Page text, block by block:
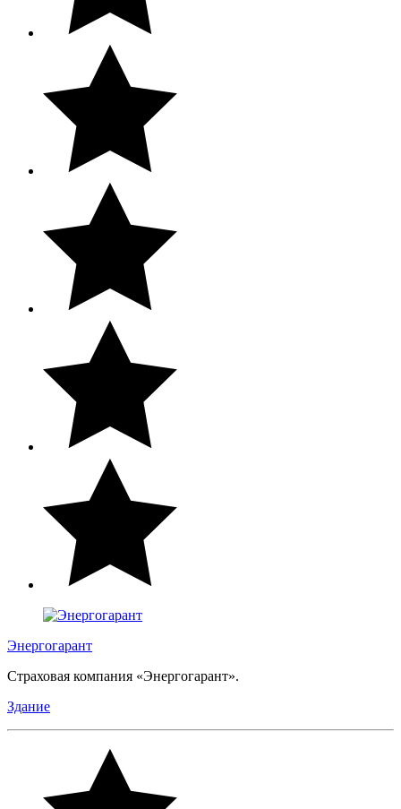
Энергогарант
Страховая компания «Энергогарант».
Здание